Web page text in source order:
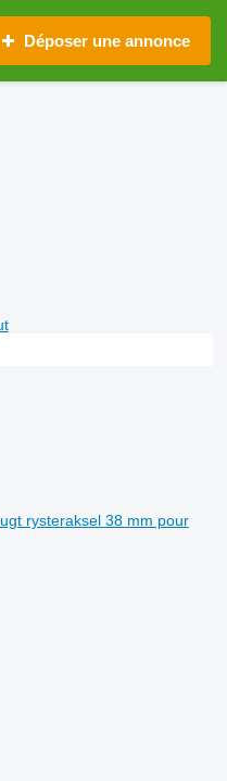
Déposer une annonce
rysteraksel 38 mm pour